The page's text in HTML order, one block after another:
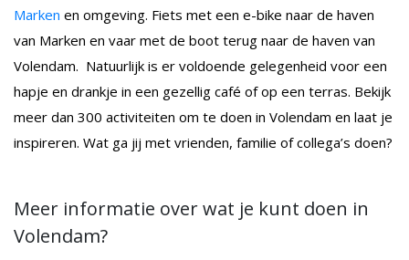
Marken en omgeving. Fiets met een e-bike naar de haven
van Marken en vaar met de boot terug naar de haven van
Volendam. Natuurlijk is er voldoende gelegenheid voor een
hapje en drankje in een gezellig café of op een terras. Bekijk
meer dan 300 activiteiten om te doen in Volendam en laat je
inspireren. Wat ga jij met vrienden, familie of collega’s doen?
Meer informatie over wat je kunt doen in
Volendam?